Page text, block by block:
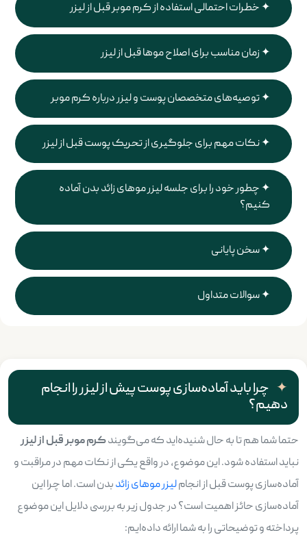
خطرات احتمالی استفاده از کرم موبر قبل از لیزر
زمان مناسب برای اصلاح موها قبل از لیزر
توصیه‌های متخصصان پوست و لیزر درباره کرم موبر
نکات مهم برای جلوگیری از تحریک پوست قبل از لیزر
چطور خود را برای جلسه لیزر موهای زائد بدن آماده
کنیم؟
سخن پایانی
سوالات متداول
چرا باید آماده‌سازی پوست پیش از لیزر را انجام
دهیم؟
حتما شما هم تا به حال شنیده‌اید که می‌گویندکرم موبر قبل از لیزر
نباید استفاده شود. این موضوع، در واقع یکی از نکات مهم در مراقبت و
آماده‌سازی پوست قبل از انجاملیزر موهای زائدبدن است. اما چرا این
آماده‌سازی حائز اهمیت است؟ در جدول زیر به بررسی دلایل این موضوع
پرداخته و توضیحاتی را به شما ارائه داده‌ایم: